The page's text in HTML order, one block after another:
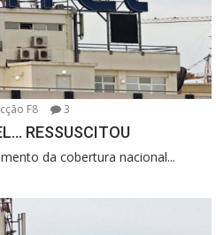
F8 3
RESSUSCITOU
da cobertura nacional...